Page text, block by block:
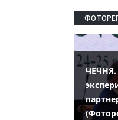
ЧЕЧНЯ.